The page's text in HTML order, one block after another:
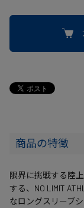
商品の特徴
限界に挑戦する陸
する、NO LIMIT
なロングスリーブシ